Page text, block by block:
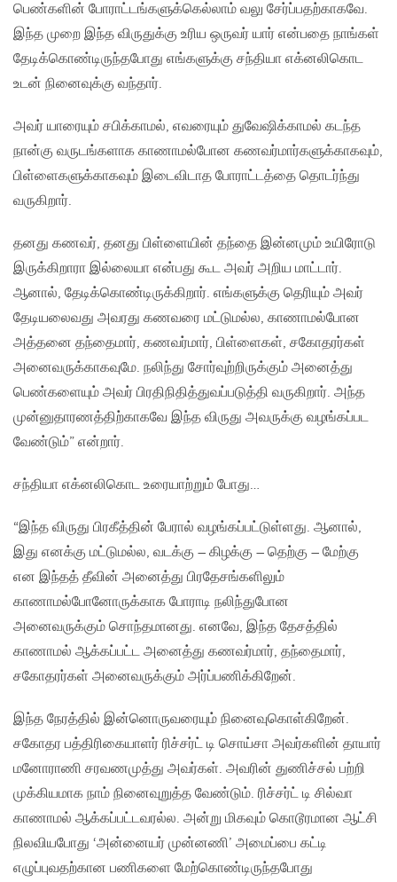
பெண்களின் போராட்டங்களுக்கெல்லாம் வலு சேர்ப்பதற்காகவே.
இந்த முறை இந்த விருதுக்கு உரிய ஒருவர் யார் என்பதை நாங்கள்
தேடிக்கொண்டிருந்தபோது எங்களுக்கு சந்தியா எக்னலிகொட
உடன் நினைவுக்கு வந்தார்.
அவர் யாரையும் சபிக்காமல், எவரையும் துவேஷிக்காமல் கடந்த
நான்கு வருடங்களாக காணாமல்போன கணவர்மார்களுக்காகவும்,
பிள்ளைகளுக்காகவும் இடைவிடாத போராட்டத்தை தொடர்ந்து
வருகிறார்.
தனது கணவர், தனது பிள்ளையின் தந்தை இன்னமும் உயிரோடு
இருக்கிறாரா இல்லையா என்பது கூட அவர் அறிய மாட்டார்.
ஆனால், தேடிக்கொண்டிருக்கிறார். எங்களுக்கு தெரியும் அவர்
தேடியலைவது அவரது கணவரை மட்டுமல்ல, காணாமல்போன
அத்தனை தந்தைமார், கணவர்மார், பிள்ளைகள், சகோதரர்கள்
அனைவருக்காகவுமே. நலிந்து சோர்வுற்றிருக்கும் அனைத்து
பெண்களையும் அவர் பிரதிநிதித்துவப்படுத்தி வருகிறார். அந்த
முன்னுதாரணத்திற்காகவே இந்த விருது அவருக்கு வழங்கப்பட
வேண்டும்” என்றார்.
சந்தியா எக்னலிகொட உரையாற்றும் போது…
“இந்த விருது பிரகீத்தின் பேரால் வழங்கப்பட்டுள்ளது. ஆனால்,
இது எனக்கு மட்டுமல்ல, வடக்கு – கிழக்கு – தெற்கு – மேற்கு
என இந்தத் தீவின் அனைத்து பிரதேசங்களிலும்
காணாமல்போனோருக்காக போராடி நலிந்துபோன
அனைவருக்கும் சொந்தமானது. எனவே, இந்த தேசத்தில்
காணாமல் ஆக்கப்பட்ட அனைத்து கணவர்மார், தந்தைமார்,
சகோதரர்கள் அனைவருக்கும் அர்ப்பணிக்கிறேன்.
இந்த நேரத்தில் இன்னொருவரையும் நினைவுகொள்கிறேன்.
சகோதர பத்திரிகையாளர் ரிச்சர்ட் டி சொய்சா அவர்களின் தாயார்
மனோராணி சரவணமுத்து அவர்கள். அவரின் துணிச்சல் பற்றி
முக்கியமாக நாம் நினைவுறுத்த வேண்டும். ரிச்சர்ட் டி சில்வா
காணாமல் ஆக்கப்பட்டவரல்ல. அன்று மிகவும் கொடூரமான ஆட்சி
நிலவியபோது ‘அன்னையர் முன்னணி’ அமைப்பை கட்டி
எழுப்புவதற்கான பணிகளை மேற்கொண்டிருந்தபோது